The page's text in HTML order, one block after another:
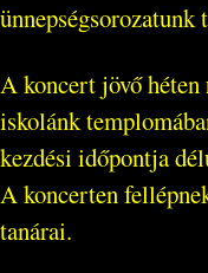
A koncert jövő héten
iskolánk
kezdési időpontja
A koncerten
tanárai.